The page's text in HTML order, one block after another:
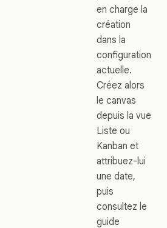
en charge la
création
dans la
configuration
actuelle.
Créez alors
le canvas
depuis la vue
Liste ou
Kanban et
attribuez-lui
une date,
puis
consultez le
guide